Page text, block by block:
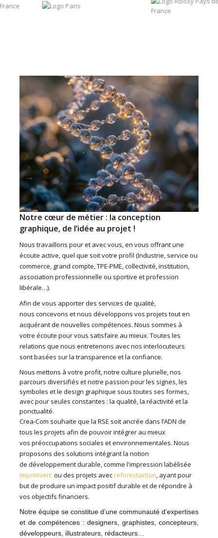
Notre cœur de métier : la conception
graphique, de l’idée au projet !
Nous travaillons pour et avec vous, en vous offrant une
écoute active, quel que soit votre profil (Industrie, service ou
commerce, grand compte, TPE-PME, collectivité, institution,
association professionnelle ou sportive et profession
libérale…).
Afin de vous apporter des services de qualité,
nous concevons et nous développons vos projets tout en
acquérant de nouvelles compétences. Nous sommes à
votre écoute pour vous satisfaire au mieux. Toutes les
relations que nous entretenons avec nos interlocuteurs
sont basées sur la transparence et la confiance.
Nous mettons à votre profit, notre culture plurielle, nos
parcours diversifiés et notre passion pour les signes, les
symboles et le design graphique sous toutes ses formes,
avec pour seules constantes : la qualité, la réactivité et la
ponctualité.
Crea-Com souhaite que la RSE soit ancrée dans l’ADN de
tous les projets afin de pouvoir intégrer au mieux
vos préoccupations sociales et environnementales. Nous
proposons des solutions intégrant la notion
de développement durable, comme l'impression labélisée
imprimvert ou des projets avecreforestaction , ayant pour
but de produire un impact positif durable et de répondre à
vos objectifs financiers.
Notre équipe se constitue d’une communauté d’expertises
et de compétences : designers, graphistes, concepteurs,
développeurs, illustrateurs, rédacteurs…